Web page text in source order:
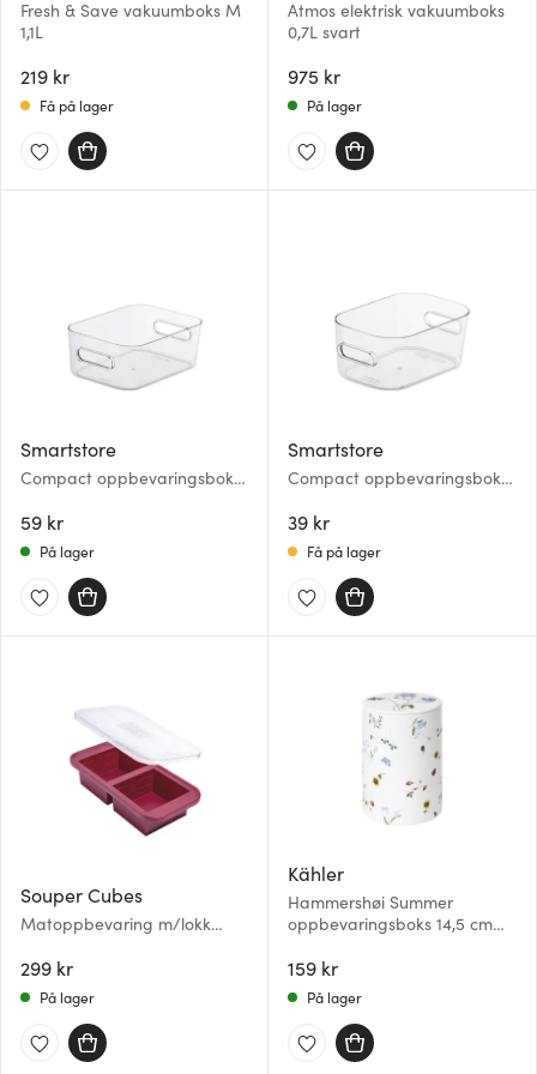
Fresh & Save vakuumboks M
1,1L
219 kr
Få på lager
Atmos elektrisk vakuumboks
0,7L svart
975 kr
På lager
Smartstore
Compact oppbevaringsboks
59 kr
På lager
Smartstore
Compact oppbevaringsboks
39 kr
Få på lager
Souper Cubes
Matoppbevaring m/lokk
cranberry
299 kr
På lager
Kähler
Hammershøi Summer
oppbevaringsboks 14,5 cm
159 kr
På lager